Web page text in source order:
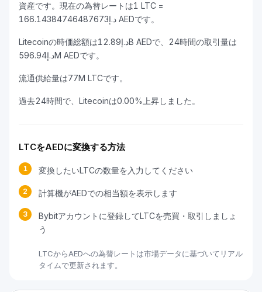
資産です。現在の為替レートは1 LTC =
د.إ166.14384746487673 AEDです。
Litecoinの時価総額はد.إ12.89B AEDで、24時間の取引量は
د.إ596.94M AEDです。
流通供給量は77M LTCです。
過去24時間で、Litecoinは0.00%上昇しました。
LTCをAEDに変換する方法
1 変換したいLTCの数量を入力してください
2 計算機がAEDでの相当額を表示します
3
Bybitアカウントに登録してLTCを売買・取引しましょ
う
LTCからAEDへの為替レートは市場データに基づいてリアル
タイムで更新されます。